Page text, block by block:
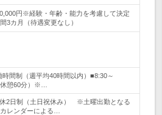
円※経験・年齢・能力を考慮して決定
3カ月（待遇変更なし）
間制（週平均40時間以内）■8:30～
憩60分）※…
2日制（土日祝休み） ※土曜出勤となる
レンダーによる…